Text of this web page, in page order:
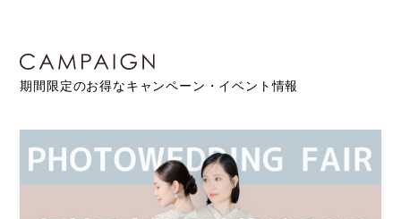
期間限定のお得なキャンペーン・イベント情報